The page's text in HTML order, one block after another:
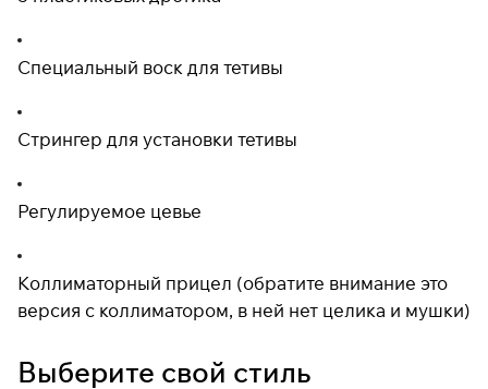
Специальный воск для тетивы
Стрингер для установки тетивы
Регулируемое цевье
Коллиматорный прицел (обратите внимание это
версия с коллиматором, в ней нет целика и мушки)
Выберите свой стиль